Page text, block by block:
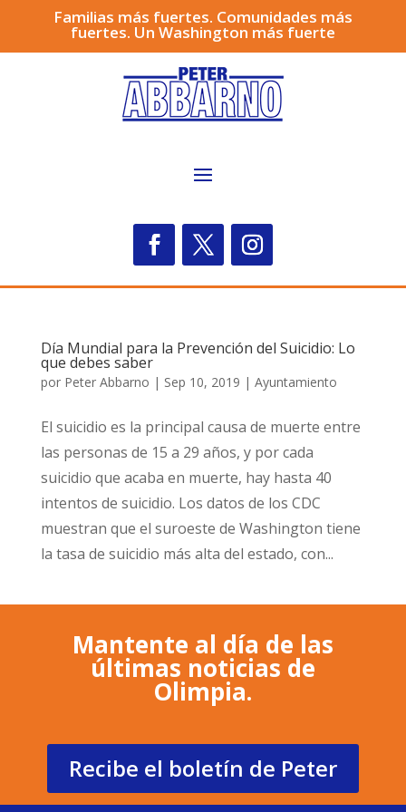
Familias más fuertes. Comunidades más
fuertes. Un Washington más fuerte
Día Mundial para la Prevención del Suicidio: Lo
que debes saber
por Peter Abbarno | Sep 10, 2019 | Ayuntamiento
El suicidio es la principal causa de muerte entre
las personas de 15 a 29 años, y por cada
suicidio que acaba en muerte, hay hasta 40
intentos de suicidio. Los datos de los CDC
muestran que el suroeste de Washington tiene
la tasa de suicidio más alta del estado, con...
Mantente al día de las
últimas noticias de
Olimpia.
Recibe el boletín de Peter